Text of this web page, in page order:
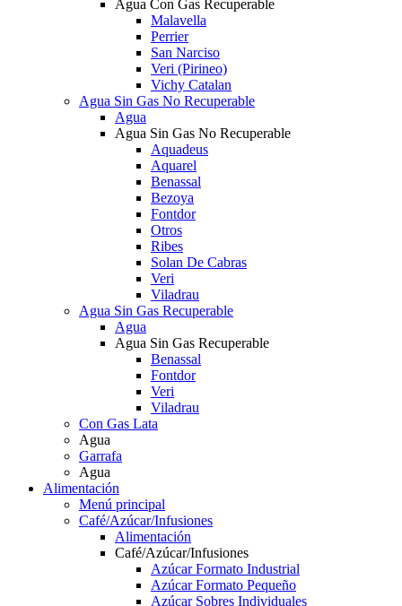
Agua Con Gas Recuperable
Malavella
Perrier
San Narciso
Veri (Pirineo)
Vichy Catalan
Agua Sin Gas No Recuperable
Agua
Agua Sin Gas No Recuperable
Aquadeus
Aquarel
Benassal
Bezoya
Fontdor
Otros
Ribes
Solan De Cabras
Veri
Viladrau
Agua Sin Gas Recuperable
Agua
Agua Sin Gas Recuperable
Benassal
Fontdor
Veri
Viladrau
Con Gas Lata
Agua
Garrafa
Agua
Alimentación
Menú principal
Café/Azúcar/Infusiones
Alimentación
Café/Azúcar/Infusiones
Azúcar Formato Industrial
Azúcar Formato Pequeño
Azúcar Sobres Individuales